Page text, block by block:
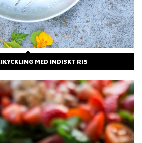
MED INDISKT RIS